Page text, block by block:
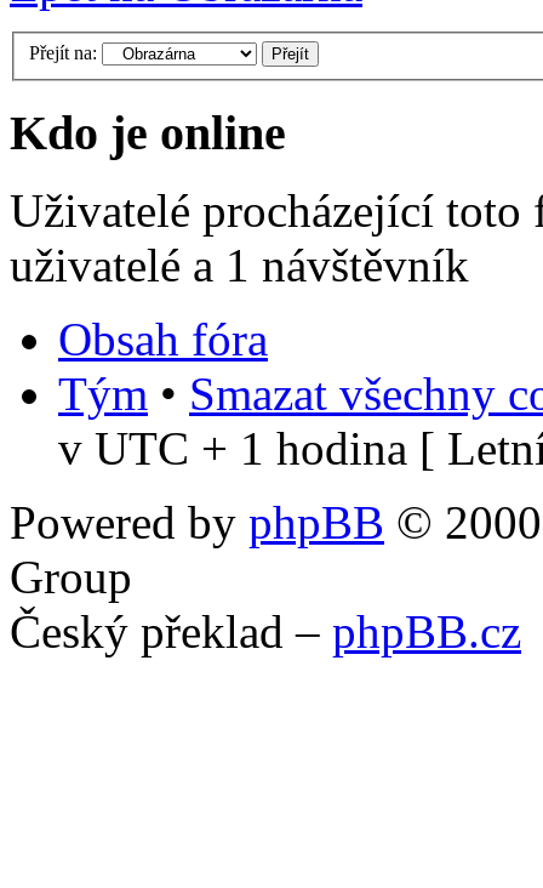
Přejít na:
Kdo je online
Uživatelé procházející
uživatelé a 1 návštěvník
Obsah fóra
Tým • Smazat všechny
v UTC + 1 hodina [
Powered by phpBB ©
Group
Český překlad – phpBB.cz